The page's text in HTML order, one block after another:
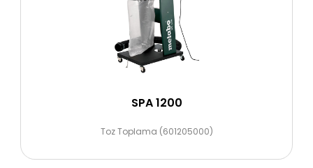
SPA 1200
Toz Toplama (601205000)